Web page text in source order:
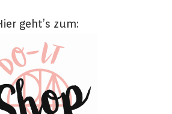
geht’s zum: